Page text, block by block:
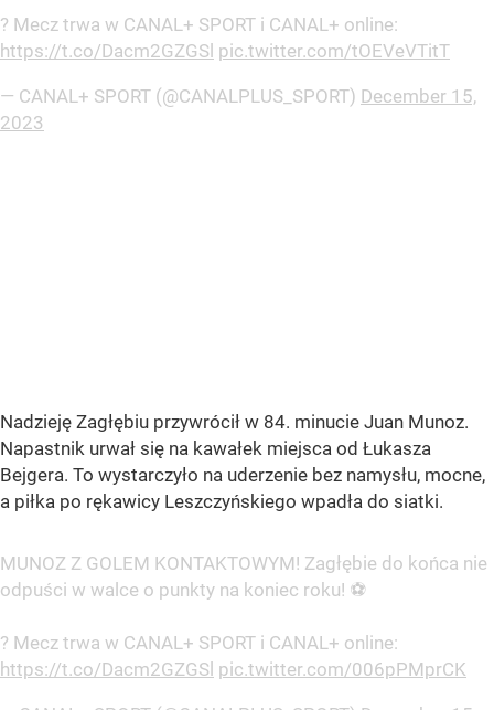
? Mecz trwa w CANAL+ SPORT i CANAL+ online:
https://t.co/Dacm2GZGSl pic.twitter.com/tOEVeVTitT
— CANAL+ SPORT (@CANALPLUS_SPORT) December 15,
2023
Nadzieję Zagłębiu przywrócił w 84. minucie Juan Munoz.
Napastnik urwał się na kawałek miejsca od Łukasza
Bejgera. To wystarczyło na uderzenie bez namysłu, mocne,
a piłka po rękawicy Leszczyńskiego wpadła do siatki.
MUNOZ Z GOLEM KONTAKTOWYM! Zagłębie do końca nie
odpuści w walce o punkty na koniec roku! ⚽
? Mecz trwa w CANAL+ SPORT i CANAL+ online:
https://t.co/Dacm2GZGSl pic.twitter.com/006pPMprCK